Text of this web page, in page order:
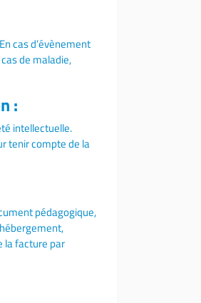
cas d’évènement
de maladie,
:
intellectuelle.
tenir compte de la
pédagogique,
la facture par